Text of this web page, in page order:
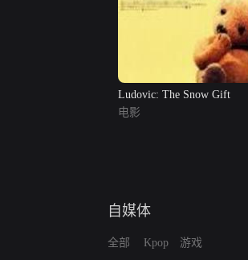
Ludovic: The Snow Gift
电影
自媒体
全部 Kpop 游戏